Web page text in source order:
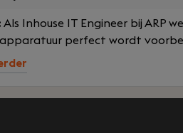
Als Inhouse IT Engineer bij ARP
perfect wordt